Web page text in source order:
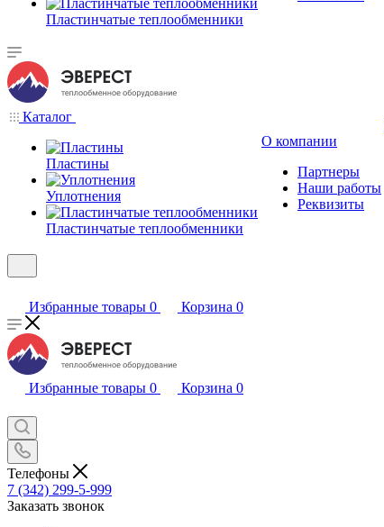
Пластинчатые теплообменники
Каталог
Пластины
Уплотнения
Пластинчатые теплообменники
О компании
Партнеры
Наши работы
Реквизиты
Избранные товары 0 Корзина 0
Избранные товары 0 Корзина 0
Телефоны
7 (342) 299-5-999
Заказать звонок